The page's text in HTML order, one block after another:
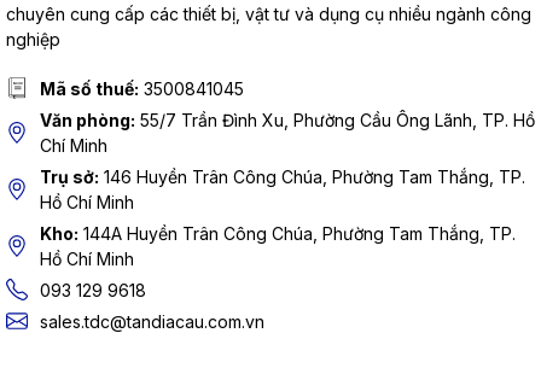
chuyên cung cấp các thiết bị, vật tư và dụng cụ nhiều ngành công
nghiệp
Mã số thuế: 3500841045
Văn phòng: 55/7 Trần Đình Xu, Phường Cầu Ông Lãnh, TP. Hồ
Chí Minh
Trụ sở: 146 Huyền Trân Công Chúa, Phường Tam Thắng, TP.
Hồ Chí Minh
Kho: 144A Huyền Trân Công Chúa, Phường Tam Thắng, TP.
Hồ Chí Minh
093 129 9618
sales.tdc@tandiacau.com.vn